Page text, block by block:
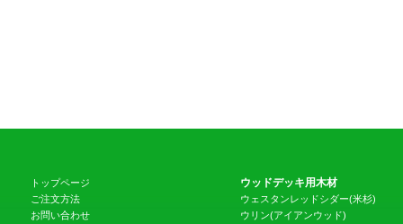
トップページ
ご注文方法
お問い合わせ
ウッドデッキ用木材
ウェスタンレッドシダー(米杉)
ウリン(アイアンウッド)